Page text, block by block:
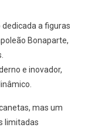
dedicada a figuras
Bonaparte,
e inovador,
mas um
limitadas